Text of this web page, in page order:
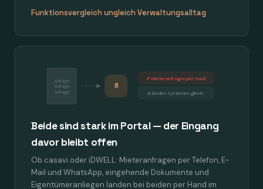
Funktionsvergleich ungleich Verwaltungsalltag
Anfrage
Anfrage
Anfrage
📄
✗ Mieteranfragen per Hand
In beiden Systemen gleich
Beide sind stark im Portal — der Eingang
davor bleibt offen
Ob casavi oder iDWELL: Mieteranfragen per Telefon, E-
Mail und WhatsApp, eingehende Dokumente und
Eigentümeranliegen landen bei beiden per Hand im